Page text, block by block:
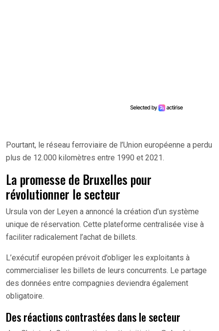
Pourtant, le réseau ferroviaire de l’Union européenne a perdu
plus de 12.000 kilomètres entre 1990 et 2021.
La promesse de Bruxelles pour
révolutionner le secteur
Ursula von der Leyen a annoncé la création d’un système
unique de réservation. Cette plateforme centralisée vise à
faciliter radicalement l’achat de billets.
L’exécutif européen prévoit d’obliger les exploitants à
commercialiser les billets de leurs concurrents. Le partage
des données entre compagnies deviendra également
obligatoire.
Des réactions contrastées dans le secteur